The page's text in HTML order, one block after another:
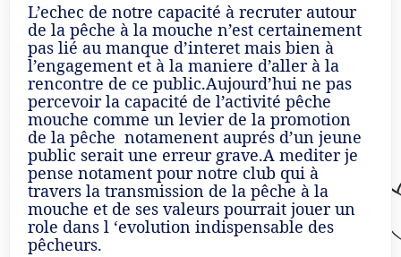
L’echec de notre capacité à recruter autour
de la pêche à la mouche n’est certainement
pas lié au manque d’interet mais bien à
l’engagement et à la maniere d’aller à la
rencontre de ce public.Aujourd’hui ne pas
percevoir la capacité de l’activité pêche
mouche comme un levier de la promotion
de la pêche notamenent auprés d’un jeune
public serait une erreur grave.A mediter je
pense notament pour notre club qui à
travers la transmission de la pêche à la
mouche et de ses valeurs pourrait jouer un
role dans l ‘evolution indispensable des
pêcheurs.